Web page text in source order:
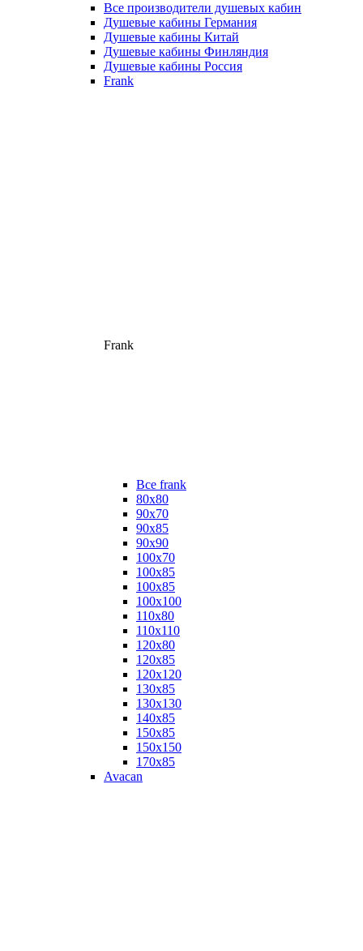
Все производители душевых кабин
Душевые кабины Германия
Душевые кабины Китай
Душевые кабины Финляндия
Душевые кабины Россия
Frank
Frank
Все frank
80х80
90х70
90х85
90х90
100х70
100х85
100х85
100х100
110х80
110х110
120х80
120х85
120х120
130х85
130х130
140х85
150х85
150х150
170х85
Avacan